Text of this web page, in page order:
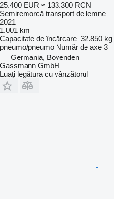
25.400 EUR ≈ 133.300 RON
Semiremorcă transport de lemne
2021
1.001 km
Capacitate de încărcare 32.850 kg
pneumo/pneumo Număr de axe 3
Germania, Bovenden
Gassmann GmbH
Luați legătura cu vânzătorul